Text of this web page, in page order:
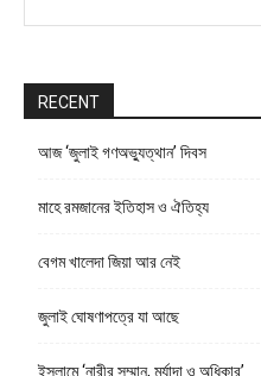
RECENT
আজ ‘জুলাই গণঅভ্যুত্থান’ দিবস
মাহে রমজানের ইতিহাস ও ঐতিহ্য
বেগম খালেদা জিয়া আর নেই
জুলাই ঘোষণাপত্রে যা আছে
ইসলামে ‘নারীর সম্মান, মর্যাদা ও অধিকার’